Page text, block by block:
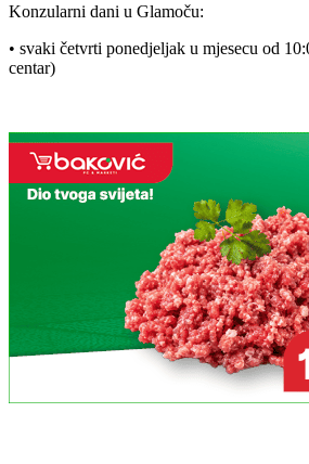
Konzularni dani u Glamoču:
• svaki četvrti ponedjeljak u mjesecu od
centar)